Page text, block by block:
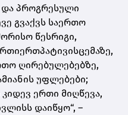
და პროგრესული
გვაქვს საერთო
წესრიგი,
ღირებულებებზე,
უფლებები;
ერთი მიღწევა,
დაიწყო“, –